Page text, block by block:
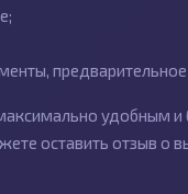
предварительное
удобным и
оставить отзыв